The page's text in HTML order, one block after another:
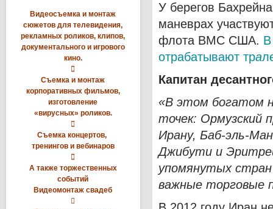
Видеосъемка и монтаж
сюжетов для телевидения,
рекламных роликов, клипов,
документального и игрового
кино.

Съемка и монтаж
корпоративных фильмов,
изготовление
«вирусных» роликов.

Съемка концертов,
тренингов и вебинаров

А также торжественных
событий
Видеомонтаж свадеб

У берегов
маневрах
флота ВМС США. В
отрабатывают тра
Капитан
«В этом богатом
точек: Ормузский
Ирану, Баб-эль-
Джибути и
упомянутых
важные торговые